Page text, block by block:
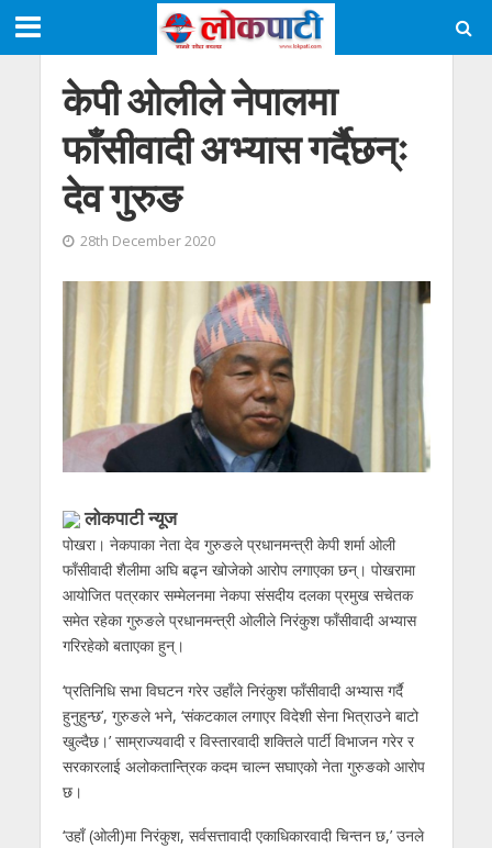
केपी ओलीले नेपालमा
फाँसीवादी अभ्यास गर्दैछन्ः
देव गुरुङ
28th December 2020
लोकपाटी न्यूज
पोखरा। नेकपाका नेता देव गुरुङले प्रधानमन्त्री केपी शर्मा ओली
फाँसीवादी शैलीमा अघि बढ्न खोजेको आरोप लगाएका छन्। पोखरामा
आयोजित पत्रकार सम्मेलनमा नेकपा संसदीय दलका प्रमुख सचेतक
समेत रहेका गुरुङले प्रधानमन्त्री ओलीले निरंकुश फाँसीवादी अभ्यास
गरिरहेको बताएका हुन्।
‘प्रतिनिधि सभा विघटन गरेर उहाँले निरंकुश फाँसीवादी अभ्यास गर्दै
हुनुहुन्छ’, गुरुङले भने, ‘संकटकाल लगाएर विदेशी सेना भित्राउने बाटो
खुल्दैछ।’ साम्राज्यवादी र विस्तारवादी शक्तिले पार्टी विभाजन गरेर र
सरकारलाई अलोकतान्त्रिक कदम चाल्न सघाएको नेता गुरुङको आरोप
छ।
‘उहाँ (ओली)मा निरंकुश, सर्वसत्तावादी एकाधिकारवादी चिन्तन छ,’ उनले